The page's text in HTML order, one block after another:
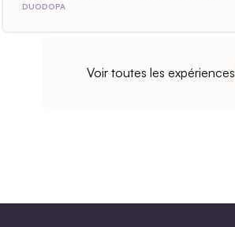
DUODOPA
Voir toutes les expériences